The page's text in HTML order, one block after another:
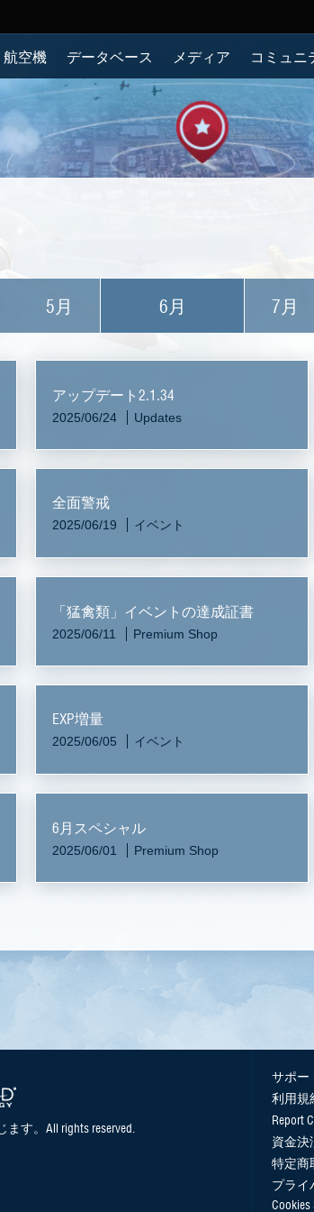
航空機 データベース メディア コミュニ
5月 6月 7月
アップデート2.1.34
2025/06/24 Updates
全面警戒
2025/06/19 イベント
「猛禽類」イベントの達成証書
2025/06/11 Premium Shop
EXP増量
2025/06/05 イベント
6月スペシャル
2025/06/01 Premium Shop
す。All rights reserved.
サポー
利用規
Report
資金決
特定商
プライ